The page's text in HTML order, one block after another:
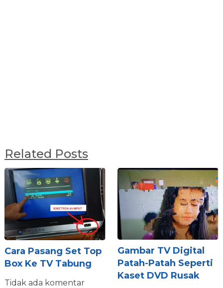
Related Posts
Cara Pasang Set Top
Box Ke TV Tabung
Tidak ada komentar
Gambar TV Digital
Patah-Patah Seperti
Kaset DVD Rusak